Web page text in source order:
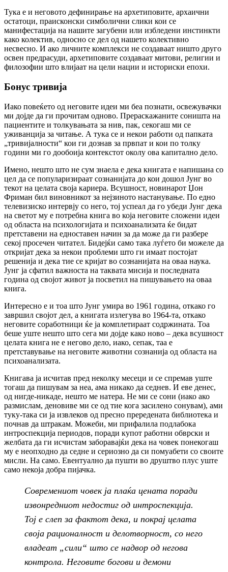
Тука е и неговото дефинирање на архетиповите, архаични
остатоци, праисконски симболични слики кои се
манифестација на нашите загубени или избледени инстинкти
како колектив, односно се дел од нашето колективно
несвесно. И ако личните комплекси не создаваат ништо друго
освен предрасуди, архетиповите создаваат митови, религии и
филозофии што влијаат на цели нации и историски епохи.
Бонус тривија
Иако повеќето од неговите идеи ми беа познати, освежувачки
ми дојде да ги прочитам одново. Прераскажаните соништа на
пациентите и толкувањата за нив, пак, секогаш ми се
уживанција за читање. А тука се и некои работи од папката
„тривијалности“ кои ги дознав за првпат и кои по толку
години ми го дообоија контекстот околу ова капитално дело.
Имено, нешто што не сум знаела е дека книгата е напишана со
цел да се популаризираат сознанијата до кои дошол Јунг во
текот на целата своја кариера. Всушност, новинарот Џон
Фриман бил виновникот за нејзиното настанување. По едно
телевизиско интервју со него, тој успеал да го убеди Јунг дека
на светот му е потребна книга во која неговите сложени идеи
од областа на психологијата и психоанализата ќе бидат
претставени на едноставен начин за да може да ги разбере
секој просечен читател. Бидејќи само така луѓето би можеле да
откријат дека за некои проблеми што ги имаат постојат
решенија и дека тие се кријат во сознанијата на оваа наука.
Јунг ја сфатил важноста на таквата мисија и последната
година од својот живот ја посветил на пишувањето на оваа
книга.
Интересно е и тоа што Јунг умира во 1961 година, откако го
завршил својот дел, а книгата излегува во 1964-та, откако
неговите соработници ќе ја комплетираат содржината. Тоа
беше уште нешто што сега ми дојде како ново – дека всушност
целата книга не е негово дело, иако, сепак, таа е
претставување на неговите животни сознанија од областа на
психоанализата.
Книгава ја исчитав пред неколку месеци и се спремав уште
тогаш да пишувам за неа, ама никако да седнев. И еве денес,
од нигде-никаде, нешто ме натера. Не ми се сони (иако ако
размислам, деновиве ми се од тие кога засилено сонувам), ами
туку-така си ја извлеков од пресно прередената библиотека и
почнав да штракам. Можеби, ми прифалила подлабока
интроспекција периодов, поради купот работни обврски и
желбата да ги исчистам заборавајќи дека на човек понекогаш
му е неопходно да седне и сериозно да си помуабети со своите
мисли. На само. Евентуално да пушти во друштво плус уште
само некоја добра пијачка.
Современиот човек ја плаќа цената поради
извонредниот недостиг од интроспекција.
Тој е слеп за фактот дека, и покрај целата
своја рационалност и делотворност, со него
владеат „сили“ што се надвор од негова
контрола. Неговите богови и демони